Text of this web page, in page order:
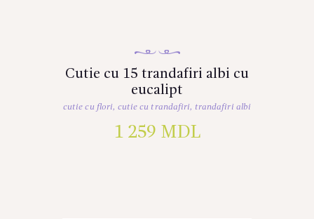
Cutie cu 15 trandafiri albi cu
eucalipt
cutie cu flori, cutie cu trandafiri, trandafiri albi
1 259 MDL